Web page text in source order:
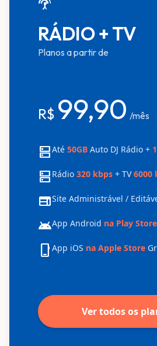
settings_input_antenna
RÁDIO + TV
Planos a partir de
R$ 99,90 /mês
dnsAté 50GB Auto DJ Rádio +
dns Rádio 320 kbps + TV6000
webSite Administrável /
androidApp Android na Play Store
phone_iphone App iOS na Apple Store
Ver todos os